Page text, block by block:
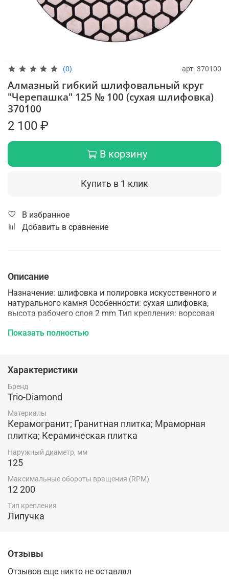
(0) арт. 370100
Алмазный гибкий шлифовальный круг
"Черепашка" 125 № 100 (сухая шлифовка)
370100
2 100 ₽
В корзину
Купить в 1 клик
В избранное
Добавить в сравнение
Описание
Назначение: шлифовка и полировка искусственного и
натурального камня Особенности: сухая шлифовка,
высота рабочего слоя 2 mm Тип крепления: ворсовая
подложка (липучка).
Показать полностью
Характеристики
Бренд
Trio-Diamond
Материалы
Керамогранит; Гранитная плитка; Мраморная
плитка; Керамическая плитка
Наружный диаметр, мм
125
Максимальные обороты вращения (RPM)
12 200
Тип крепления
Липучка
Отзывы
Отзывов еще никто не оставлял